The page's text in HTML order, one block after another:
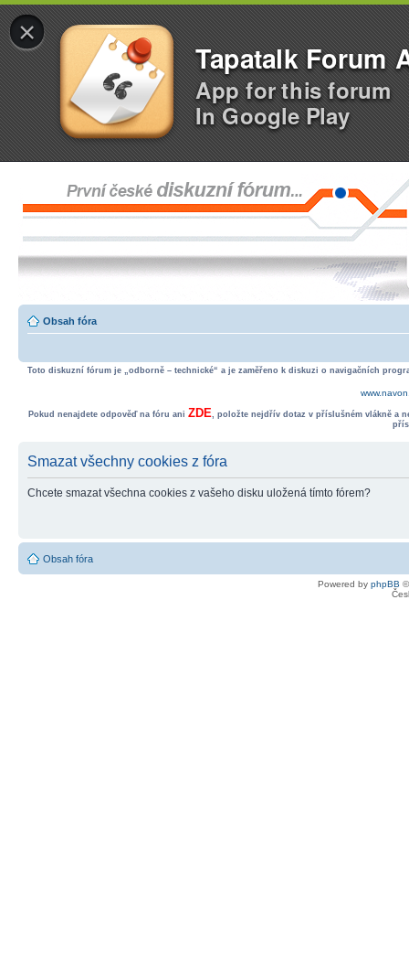
×
Tapatalk Forum
App for this forum
In Google Play
Obsah fóra
Toto diskuzní fórum je „odborně – technické“ a je zaměřeno k diskuzi o navigačních
Pokud nenajdete odpověď na fóru ani ZDE, položte nejdřív dotaz v příslušném vlákně a
Smazat všechny cookies z fóra
Chcete smazat všechna cookies z vašeho disku uložená tímto fórem?
Obsah fóra
Powered by phpBB